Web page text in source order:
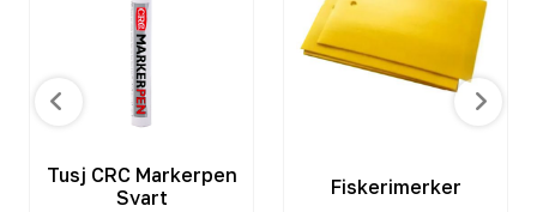
Tusj CRC Markerpen
Svart
Fiskerimerker